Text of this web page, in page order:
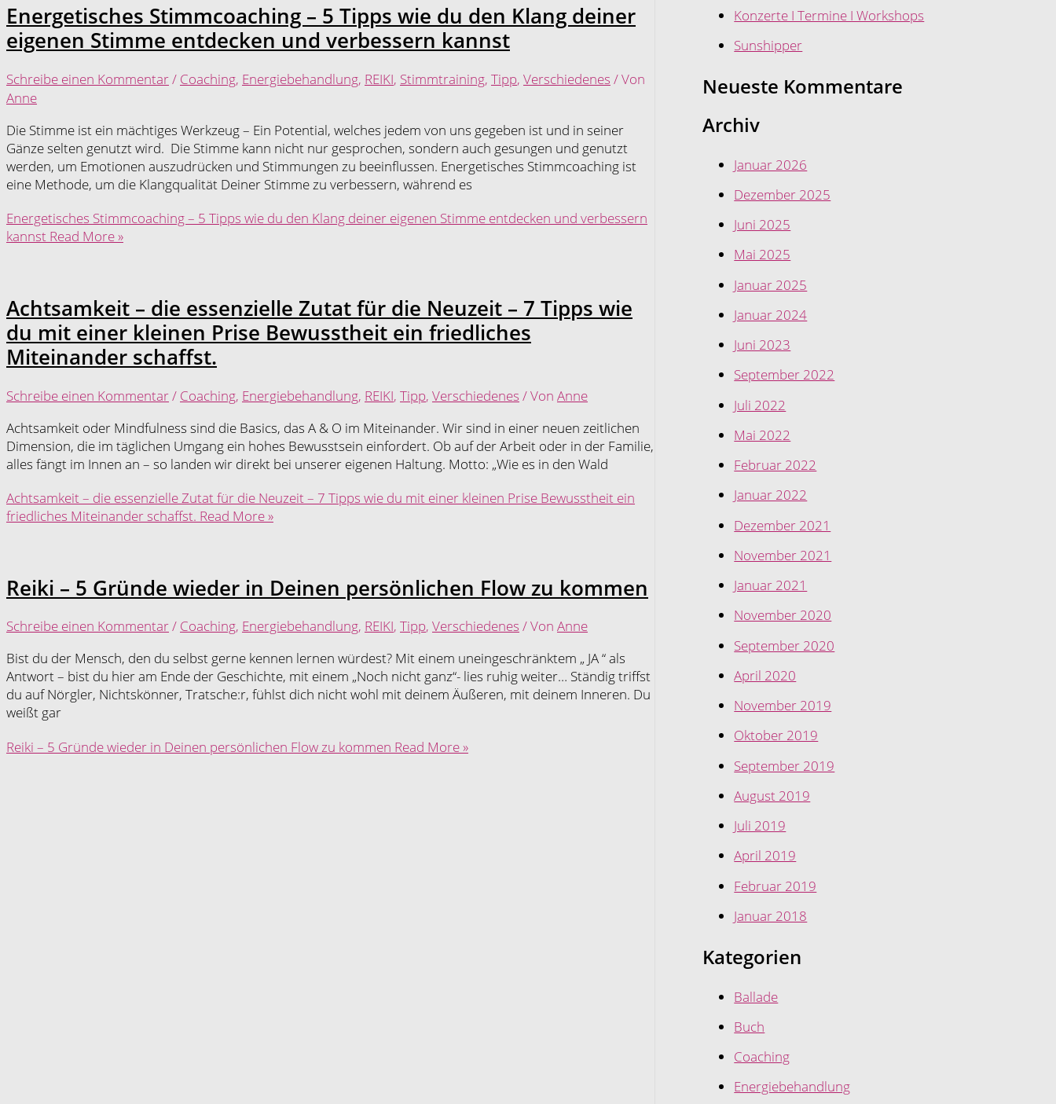
Energetisches Stimmcoaching – 5 Tipps wie du den Klang deiner
eigenen Stimme entdecken und verbessern kannst
Schreibe einen Kommentar/ Coaching, Energiebehandlung, REIKI, Stimmtraining, Tipp, Verschiedenes / Von
Anne
Die Stimme ist ein mächtiges Werkzeug – Ein Potential, welches jedem von uns gegeben ist und in seiner
Gänze selten genutzt wird. Die Stimme kann nicht nur gesprochen, sondern auch gesungen und genutzt
werden, um Emotionen auszudrücken und Stimmungen zu beeinflussen. Energetisches Stimmcoaching ist
eine Methode, um die Klangqualität Deiner Stimme zu verbessern, während es
Energetisches Stimmcoaching – 5 Tipps wie du den Klang deiner eigenen Stimme entdecken und verbessern
kannst Read More »
Achtsamkeit – die essenzielle Zutat für die Neuzeit – 7 Tipps wie
du mit einer kleinen Prise Bewusstheit ein friedliches
Miteinander schaffst.
Schreibe einen Kommentar/ Coaching, Energiebehandlung, REIKI, Tipp, Verschiedenes / Von Anne
Achtsamkeit oder Mindfulness sind die Basics, das A & O im Miteinander. Wir sind in einer neuen zeitlichen
Dimension, die im täglichen Umgang ein hohes Bewusstsein einfordert. Ob auf der Arbeit oder in der Familie,
alles fängt im Innen an – so landen wir direkt bei unserer eigenen Haltung. Motto: „Wie es in den Wald
Achtsamkeit – die essenzielle Zutat für die Neuzeit – 7 Tipps wie du mit einer kleinen Prise Bewusstheit ein
friedliches Miteinander schaffst. Read More »
Reiki – 5 Gründe wieder in Deinen persönlichen Flow zu kommen
Schreibe einen Kommentar/ Coaching, Energiebehandlung, REIKI, Tipp, Verschiedenes / Von Anne
Bist du der Mensch, den du selbst gerne kennen lernen würdest? Mit einem uneingeschränktem „ JA “ als
Antwort – bist du hier am Ende der Geschichte, mit einem „Noch nicht ganz“- lies ruhig weiter… Ständig triffst
du auf Nörgler, Nichtskönner, Tratsche:r, fühlst dich nicht wohl mit deinem Äußeren, mit deinem Inneren. Du
weißt gar
Reiki – 5 Gründe wieder in Deinen persönlichen Flow zu kommen Read More »
Konzerte I Termine I Workshops
Sunshipper
Neueste Kommentare
Archiv
Januar 2026
Dezember 2025
Juni 2025
Mai 2025
Januar 2025
Januar 2024
Juni 2023
September 2022
Juli 2022
Mai 2022
Februar 2022
Januar 2022
Dezember 2021
November 2021
Januar 2021
November 2020
September 2020
April 2020
November 2019
Oktober 2019
September 2019
August 2019
Juli 2019
April 2019
Februar 2019
Januar 2018
Kategorien
Ballade
Buch
Coaching
Energiebehandlung